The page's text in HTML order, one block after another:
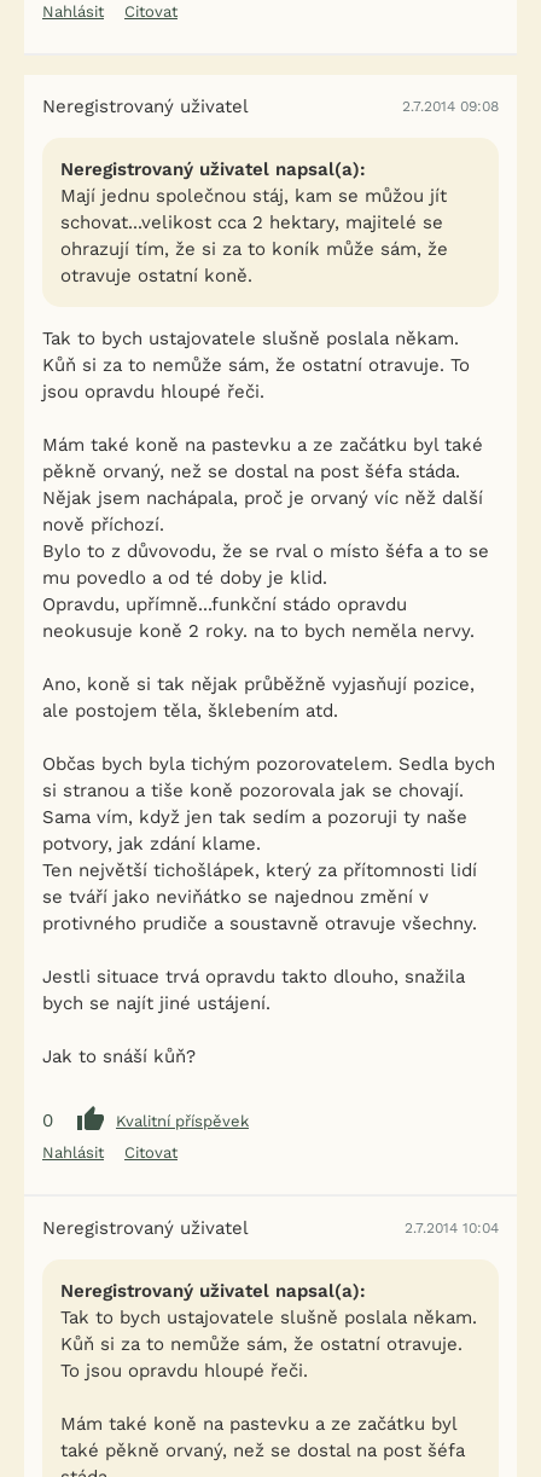
Nahlásit
Citovat
Neregistrovaný uživatel 2.7.2014 09:08
Neregistrovaný uživatel napsal(a):
Mají jednu společnou stáj, kam se můžou jít
schovat...velikost cca 2 hektary, majitelé se
ohrazují tím, že si za to koník může sám, že
otravuje ostatní koně.
Tak to bych ustajovatele slušně poslala někam.
Kůň si za to nemůže sám, že ostatní otravuje. To
jsou opravdu hloupé řeči.
Mám také koně na pastevku a ze začátku byl také
pěkně orvaný, než se dostal na post šéfa stáda.
Nějak jsem nachápala, proč je orvaný víc něž další
nově příchozí.
Bylo to z důvovodu, že se rval o místo šéfa a to se
mu povedlo a od té doby je klid.
Opravdu, upřímně...funkční stádo opravdu
neokusuje koně 2 roky. na to bych neměla nervy.
Ano, koně si tak nějak průběžně vyjasňují pozice,
ale postojem těla, šklebením atd.
Občas bych byla tichým pozorovatelem. Sedla bych
si stranou a tiše koně pozorovala jak se chovají.
Sama vím, když jen tak sedím a pozoruji ty naše
potvory, jak zdání klame.
Ten největší tichošlápek, který za přítomnosti lidí
se tváří jako neviňátko se najednou změní v
protivného prudiče a soustavně otravuje všechny.
Jestli situace trvá opravdu takto dlouho, snažila
bych se najít jiné ustájení.
Jak to snáší kůň?
0
Kvalitní příspěvek
Nahlásit
Citovat
Neregistrovaný uživatel 2.7.2014 10:04
Neregistrovaný uživatel napsal(a):
Tak to bych ustajovatele slušně poslala někam.
Kůň si za to nemůže sám, že ostatní otravuje.
To jsou opravdu hloupé řeči.
Mám také koně na pastevku a ze začátku byl
také pěkně orvaný, než se dostal na post šéfa